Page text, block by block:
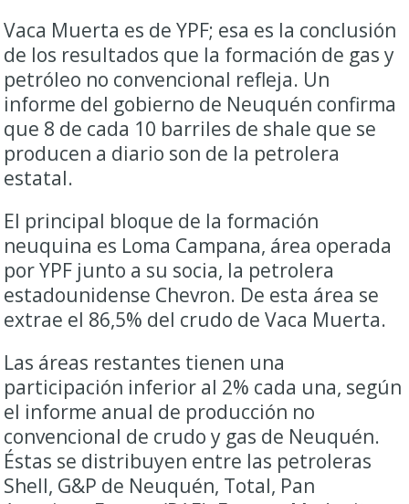
Vaca Muerta es de YPF; esa es la conclusión
de los resultados que la formación de gas y
petróleo no convencional refleja. Un
informe del gobierno de Neuquén confirma
que 8 de cada 10 barriles de shale que se
producen a diario son de la petrolera
estatal.
El principal bloque de la formación
neuquina es Loma Campana, área operada
por YPF junto a su socia, la petrolera
estadounidense Chevron. De esta área se
extrae el 86,5% del crudo de Vaca Muerta.
Las áreas restantes tienen una
participación inferior al 2% cada una, según
el informe anual de producción no
convencional de crudo y gas de Neuquén.
Éstas se distribuyen entre las petroleras
Shell, G&P de Neuquén, Total, Pan